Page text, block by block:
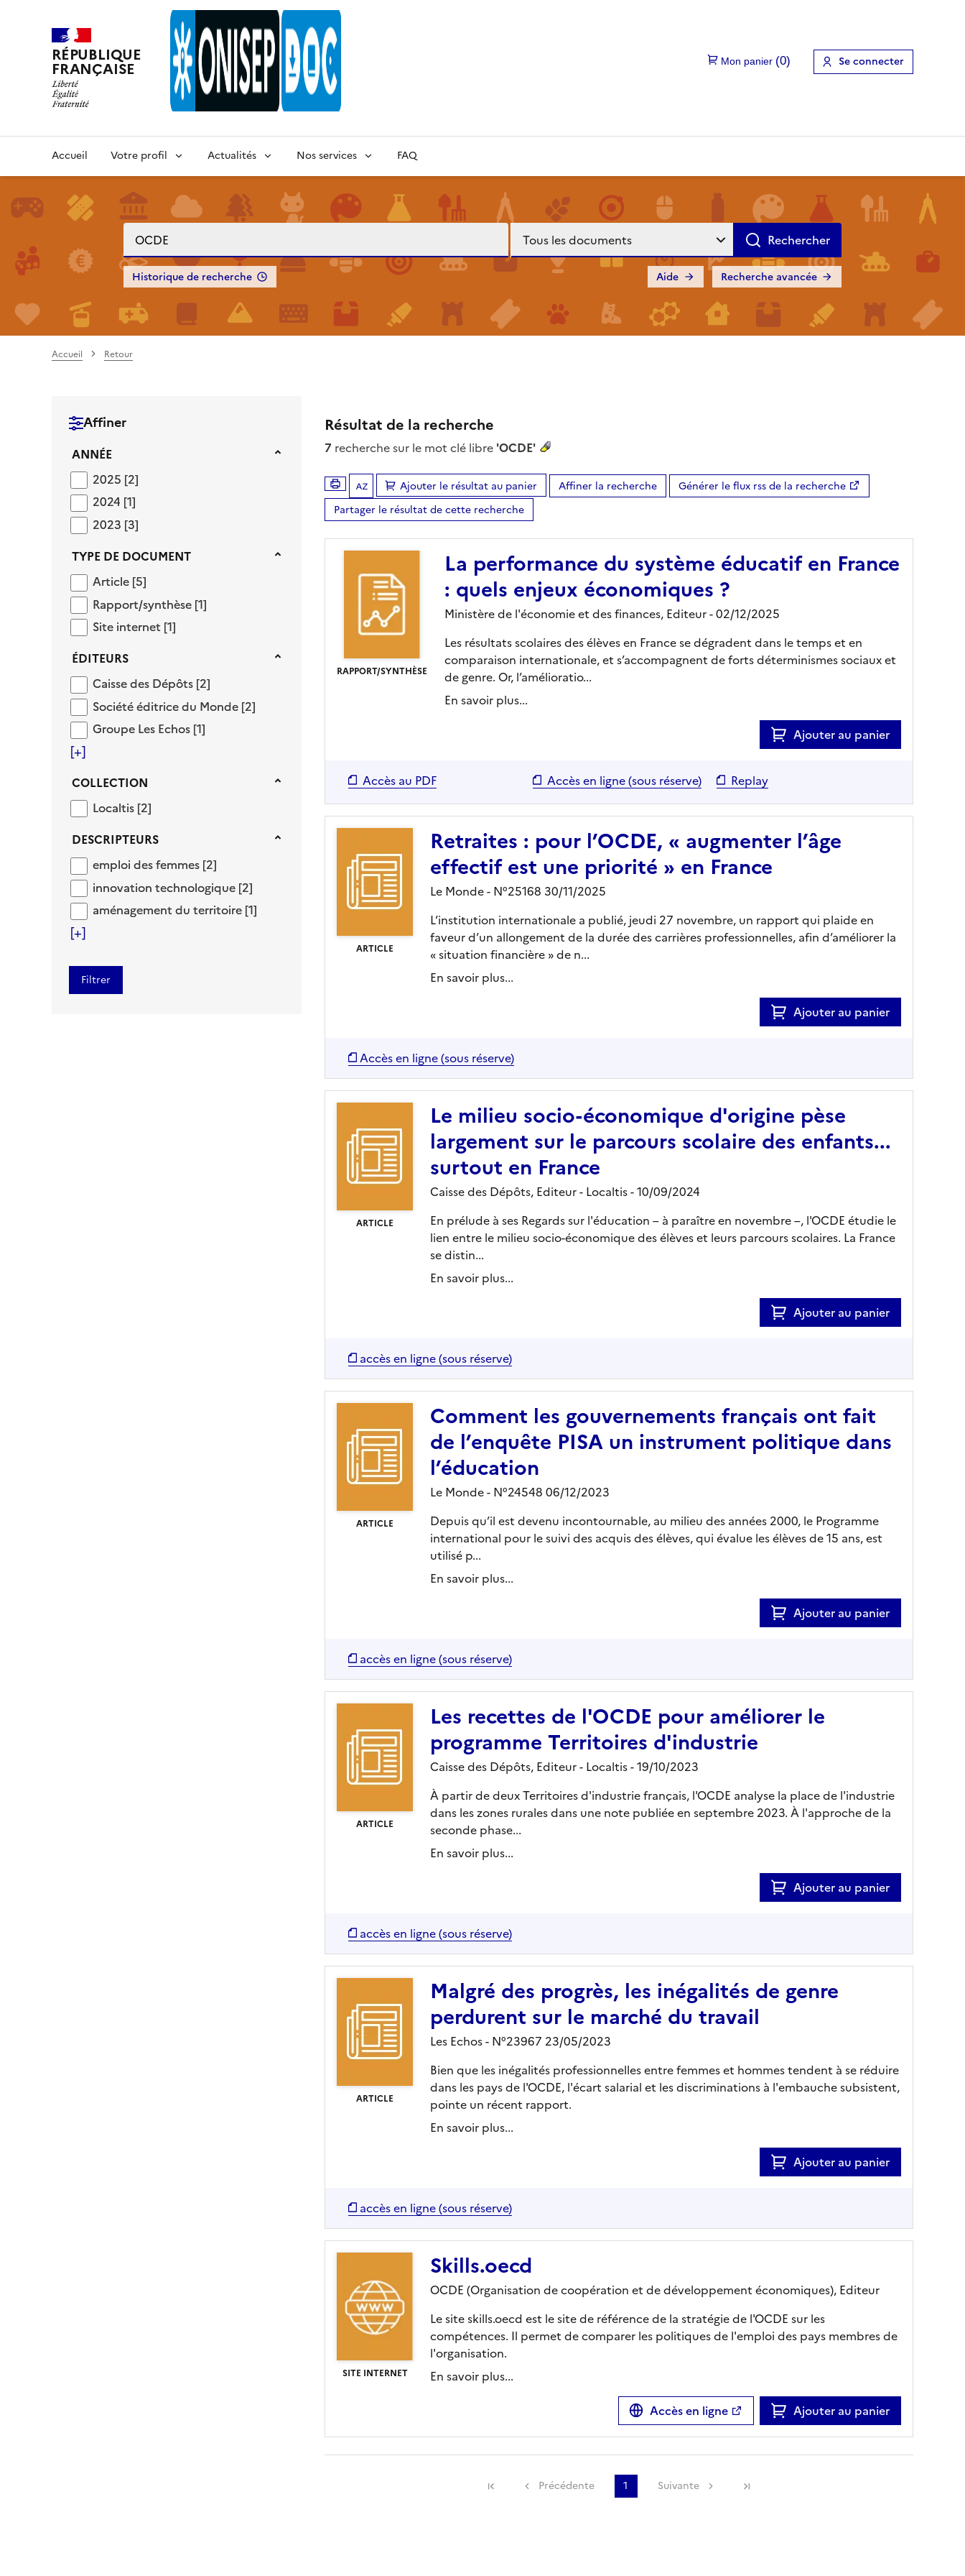
RÉPUBLIQUE
FRANÇAISE Se connecter
Accueil Votre profil Actualités Nos services FAQ
Historique de recherche Recherche avancée
Aide
Accueil Retour
Affiner
Année
ANNÉE
20252025 [2]
20242024 [1]
20232023 [3]
Type de document
TYPE DE DOCUMENT
ArticleArticle [5]
Rapport/synthèse
Rapport/synthèse [1]
Site internet
Site internet [1]
Éditeurs
ÉDITEURS
Caisse des Dépôts
Caisse des Dépôts [2]
Société éditrice du Monde
Société éditrice du Monde [2]
Groupe Les Echos
Groupe Les Echos [1]
[+]
Collection
COLLECTION
Localtis
Localtis [2]
Descripteurs
DESCRIPTEURS
emploi des femmes
emploi des femmes [2]
innovation technologique
innovation technologique [2]
aménagement du territoire
aménagement du territoire [1]
[+]
Résultat de la recherche
7 recherche sur le mot clé libre 'OCDE'
Tris disponibles (Ouverture d'une modale)
Ajouter le résultat au panier Affiner la recherche
Générer le flux rss de la recherche
Partager le résultat de cette recherche
RAPPORT/SYNTHÈSE
La performance du système éducatif en France
: quels enjeux économiques ?
Ministère de l'économie et des finances, Editeur- 02/12/2025
Les résultats scolaires des élèves en France se dégradent dans le temps et en
comparaison internationale, et s’accompagnent de forts déterminismes sociaux et
de genre. Or, l’amélioratio...
En savoir plus...
Ajouter au panier
Accès au PDF Accès en ligne (sous réserve) Replay
ARTICLE
Retraites : pour l’OCDE, « augmenter l’âge
effectif est une priorité » en France
Le Monde - N°25168 30/11/2025
L’institution internationale a publié, jeudi 27 novembre, un rapport qui plaide en
faveur d’un allongement de la durée des carrières professionnelles, afin d’améliorer la
« situation financière » de n...
En savoir plus...
Ajouter au panier
Accès en ligne (sous réserve)
ARTICLE
Le milieu socio-économique d'origine pèse
largement sur le parcours scolaire des enfants...
surtout en France
Caisse des Dépôts, Editeur- Localtis- 10/09/2024
En prélude à ses Regards sur l'éducation – à paraître en novembre –, l'OCDE étudie le
lien entre le milieu socio-économique des élèves et leurs parcours scolaires. La France
se distin...
En savoir plus...
Ajouter au panier
accès en ligne (sous réserve)
ARTICLE
Comment les gouvernements français ont fait
de l’enquête PISA un instrument politique dans
l’éducation
Le Monde - N°24548 06/12/2023
Depuis qu’il est devenu incontournable, au milieu des années 2000, le Programme
international pour le suivi des acquis des élèves, qui évalue les élèves de 15 ans, est
utilisé p...
En savoir plus...
Ajouter au panier
accès en ligne (sous réserve)
ARTICLE
Les recettes de l'OCDE pour améliorer le
programme Territoires d'industrie
Caisse des Dépôts, Editeur- Localtis- 19/10/2023
À partir de deux Territoires d'industrie français, l'OCDE analyse la place de l'industrie
dans les zones rurales dans une note publiée en septembre 2023. À l'approche de la
seconde phase...
En savoir plus...
Ajouter au panier
accès en ligne (sous réserve)
ARTICLE
Malgré des progrès, les inégalités de genre
perdurent sur le marché du travail
Les Echos - N°23967 23/05/2023
Bien que les inégalités professionnelles entre femmes et hommes tendent à se réduire
dans les pays de l'OCDE, l'écart salarial et les discriminations à l'embauche subsistent,
pointe un récent rapport.
En savoir plus...
Ajouter au panier
accès en ligne (sous réserve)
SITE INTERNET
Skills.oecd
OCDE (Organisation de coopération et de développement économiques), Editeur
Le site skills.oecd est le site de référence de la stratégie de l'OCDE sur les
compétences. Il permet de comparer les politiques de l'emploi des pays membres de
l'organisation.
En savoir plus...
Accès en ligne
Ajouter au panier
Précédente 1 Suivante